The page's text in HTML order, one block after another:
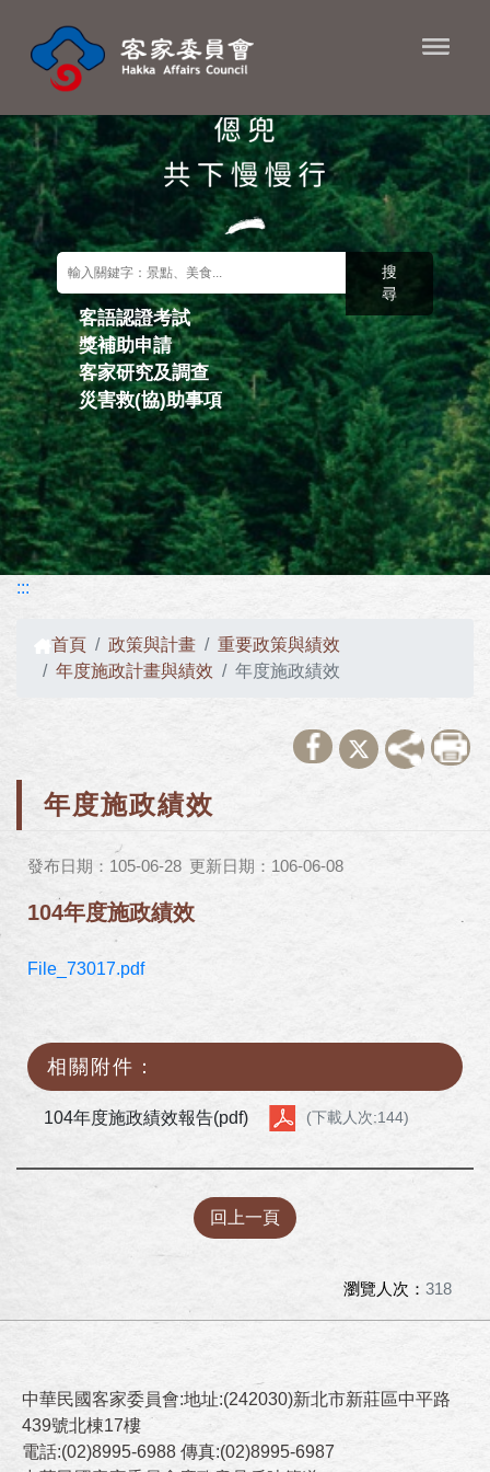
關鍵字搜尋
客語認證考試
獎補助申請
客家研究及調查
災害救(協)助事項
搜
尋
:::
首頁 政策與計畫
重要政策與績效
年度施政計畫與績效
年度施政績效
年度施政績效
發布日期：105-06-28 更新日期：106-06-08
104年度施政績效
File_73017.pdf
相關附件：
104年度施政績效報告(pdf) (下載人次:144)
回上一頁
瀏覽人次： 318
中華民國客家委員會:地址:(242030)新北市新莊區中平路
439號北棟17樓
電話:(02)8995-6988 傳真:(02)8995-6987